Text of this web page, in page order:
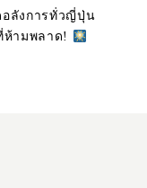
อลังการทั่วญี่ปุ่น
ห้ามพลาด!